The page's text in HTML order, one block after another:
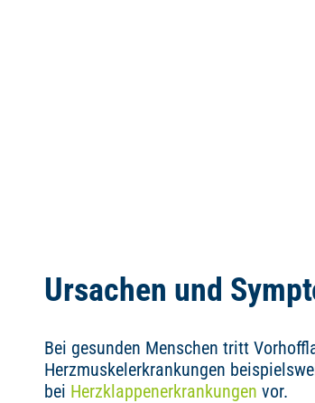
Ursachen und
Bei gesunden Menschen tritt
Herzmuskelerkrankungen
bei Herzklappenerkrankungen vor.